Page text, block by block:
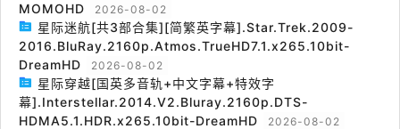
MOMOHD
2026-08-02
星际迷航[共3部合集][简繁英字幕].Star.Trek.2009-
2016.BluRay.2160p.Atmos.TrueHD7.1.x265.10bit-
DreamHD
2026-08-02
星际穿越[国英多音轨+中文字幕+特效字
幕].Interstellar.2014.V2.Bluray.2160p.DTS-
HDMA5.1.HDR.x265.10bit-DreamHD
2026-08-02